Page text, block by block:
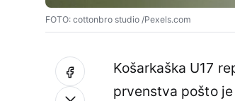
FOTO: cottonbro studio /Pexels.com
Košarkaška U17
prvenstva pošto